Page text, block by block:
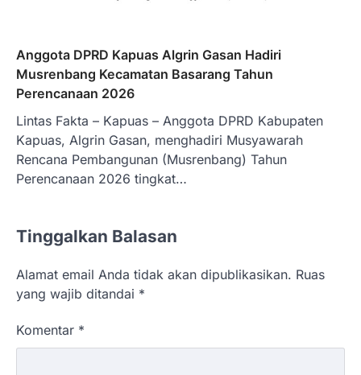
Anggota DPRD Kapuas Algrin Gasan Hadiri
Musrenbang Kecamatan Basarang Tahun
Perencanaan 2026
Lintas Fakta – Kapuas – Anggota DPRD Kabupaten
Kapuas, Algrin Gasan, menghadiri Musyawarah
Rencana Pembangunan (Musrenbang) Tahun
Perencanaan 2026 tingkat…
Tinggalkan Balasan
Alamat email Anda tidak akan dipublikasikan. Ruas
yang wajib ditandai *
Komentar *